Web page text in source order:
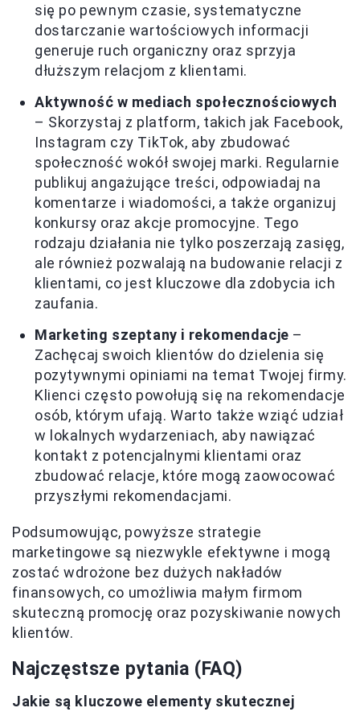
się po pewnym czasie, systematyczne
dostarczanie wartościowych informacji
generuje ruch organiczny oraz sprzyja
dłuższym relacjom z klientami.
Aktywność w mediach społecznościowych
– Skorzystaj z platform, takich jak Facebook,
Instagram czy TikTok, aby zbudować
społeczność wokół swojej marki. Regularnie
publikuj angażujące treści, odpowiadaj na
komentarze i wiadomości, a także organizuj
konkursy oraz akcje promocyjne. Tego
rodzaju działania nie tylko poszerzają zasięg,
ale również pozwalają na budowanie relacji z
klientami, co jest kluczowe dla zdobycia ich
zaufania.
Marketing szeptany i rekomendacje –
Zachęcaj swoich klientów do dzielenia się
pozytywnymi opiniami na temat Twojej firmy.
Klienci często powołują się na rekomendacje
osób, którym ufają. Warto także wziąć udział
w lokalnych wydarzeniach, aby nawiązać
kontakt z potencjalnymi klientami oraz
zbudować relacje, które mogą zaowocować
przyszłymi rekomendacjami.
Podsumowując, powyższe strategie
marketingowe są niezwykle efektywne i mogą
zostać wdrożone bez dużych nakładów
finansowych, co umożliwia małym firmom
skuteczną promocję oraz pozyskiwanie nowych
klientów.
Najczęstsze pytania (FAQ)
Jakie są kluczowe elementy skutecznej